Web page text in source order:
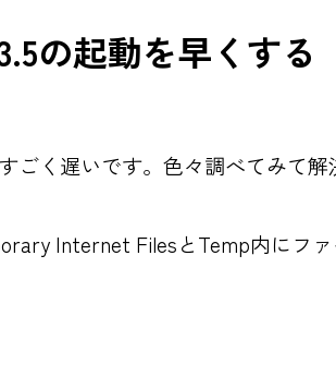
の起動を早くする
ごく遅いです。色々調べてみて
Internet FilesとTemp内にフ